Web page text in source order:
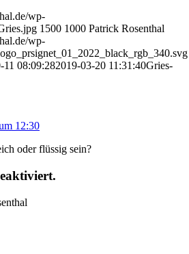
wp-
1500 1000 Patrick Rosenthal
wp-
11 08:09:282019-03-20 11:31:40Gries-
12:30
oder flüssig sein?